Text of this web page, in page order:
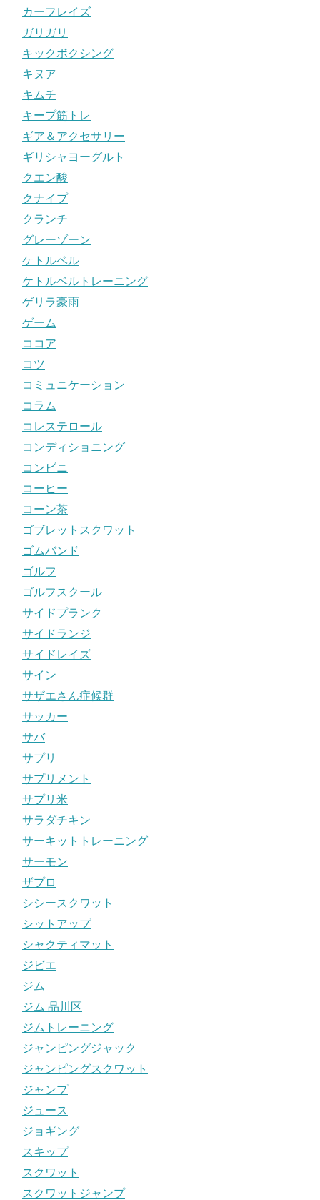
カーフレイズ
ガリガリ
キックボクシング
キヌア
キムチ
キープ筋トレ
ギア＆アクセサリー
ギリシャヨーグルト
クエン酸
クナイプ
クランチ
グレーゾーン
ケトルベル
ケトルベルトレーニング
ゲリラ豪雨
ゲーム
ココア
コツ
コミュニケーション
コラム
コレステロール
コンディショニング
コンビニ
コーヒー
コーン茶
ゴブレットスクワット
ゴムバンド
ゴルフ
ゴルフスクール
サイドプランク
サイドランジ
サイドレイズ
サイン
サザエさん症候群
サッカー
サバ
サプリ
サプリメント
サプリ米
サラダチキン
サーキットトレーニング
サーモン
ザプロ
シシースクワット
シットアップ
シャクティマット
ジビエ
ジム
ジム 品川区
ジムトレーニング
ジャンピングジャック
ジャンピングスクワット
ジャンプ
ジュース
ジョギング
スキップ
スクワット
スクワットジャンプ